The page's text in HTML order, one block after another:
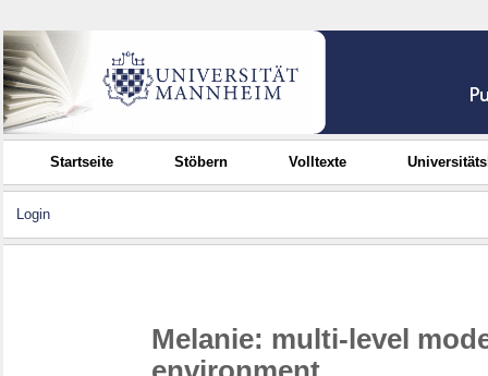
Startseite Stöbern Volltexte
Login
Melanie: multi-level